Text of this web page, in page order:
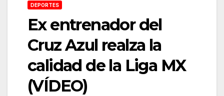
DEPORTES
Ex entrenador del
Cruz Azul realza la
calidad de la Liga MX
(VÍDEO)